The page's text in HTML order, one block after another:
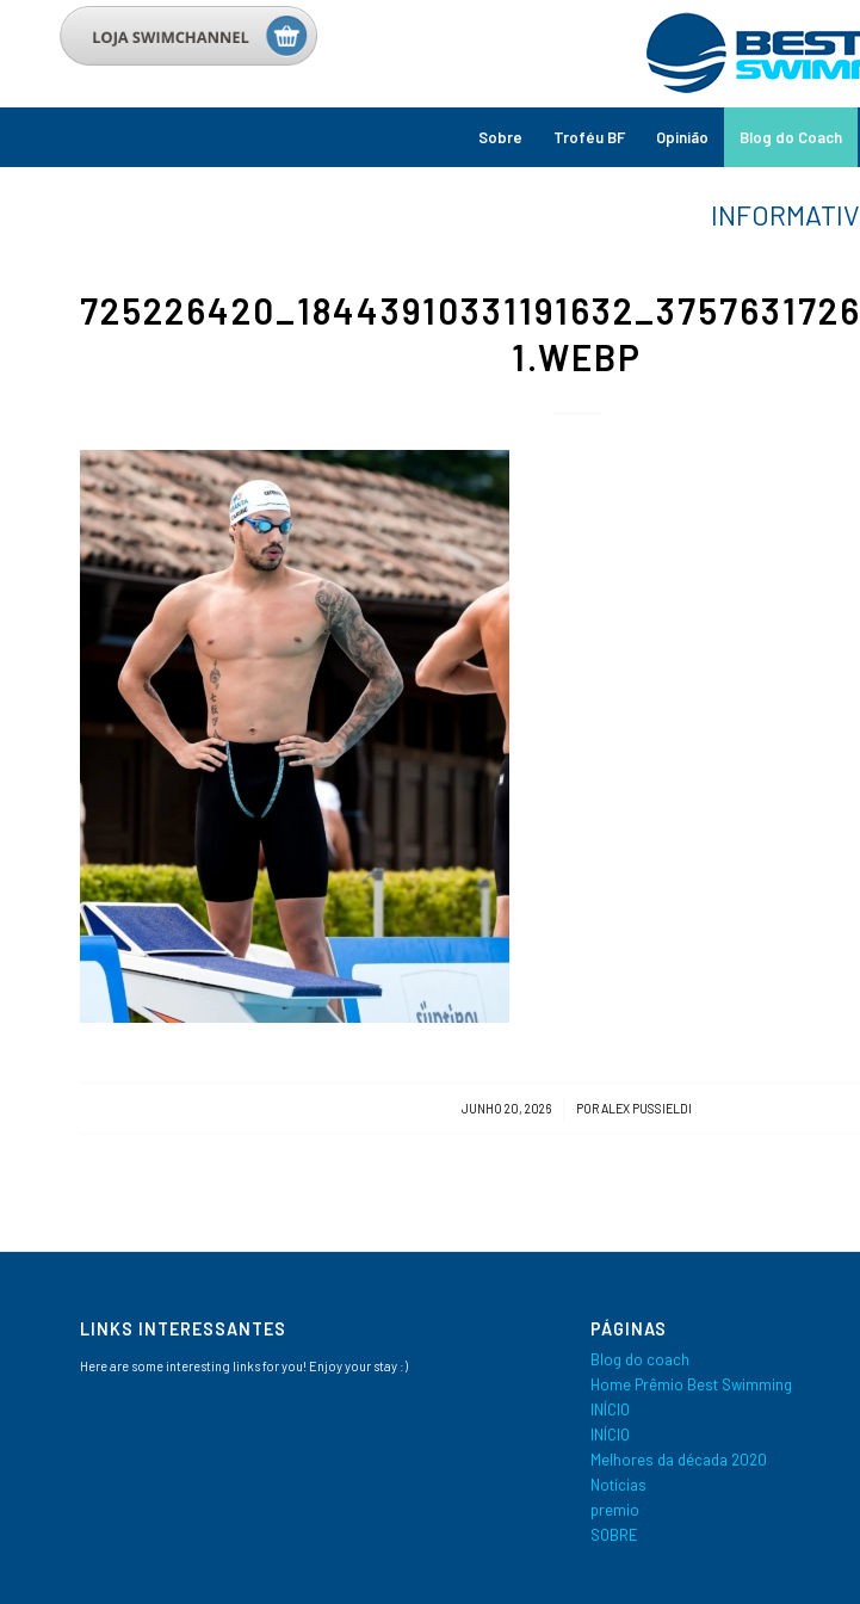
Sobre Troféu BF Opinião Blog do Coach
1.WEBP
JUNHO 20, 2026
/ POR ALEX PUSSIELDI
LINKS INTERESSANTES
Here are some interesting links for you! Enjoy your stay :)
PÁGINAS
Blog do coach
Home Prêmio Best Swimming
INÍCIO
INÍCIO
Melhores da década 2020
Notícias
premio
SOBRE